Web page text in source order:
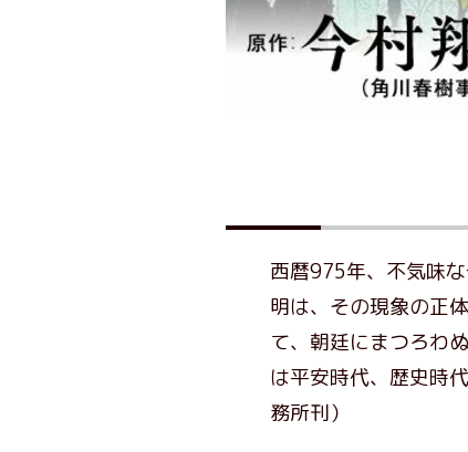
西暦975年、不気味
明は、その現象の正
て、朝廷にまつろわ
は平安時代、歴史時
務所刊）